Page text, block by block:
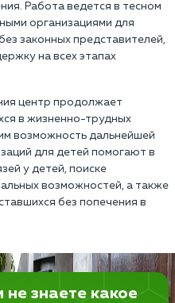
Работа ведется в тесном
организациями для
законных представителей,
на всех этапах
центр продолжает
в жизненно-трудных
возможность дальнейшей
для детей помогают в
у детей, поиске
возможностей, а также
без попечения в
не знаете какое